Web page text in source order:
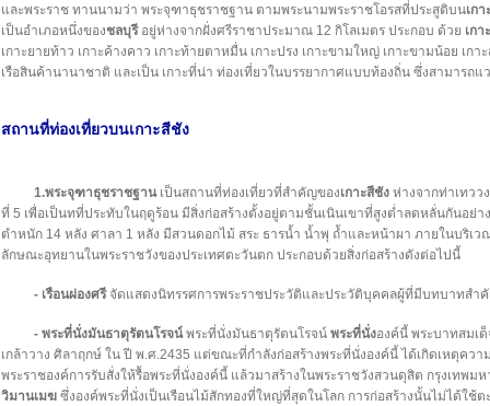
และพระราช ทานนามว่า พระจุฑาธุชราชฐาน ตามพระนามพระราชโอรสที่ประสูติบนเก
เป็นอำเภอหนึ่งของชลบุรีอยู่ห่างจากฝั่งศรีราชาประมาณ 12 กิโลเมตร ประกอบ ด้วย เกา
เกาะยายท้าว เกาะค้างคาว เกาะท้ายตาหมื่น เกาะปรง เกาะขามใหญ่ เกาะขามน้อย เก
เรือสินค้านานาชาติ และเป็น เกาะที่น่า ท่องเที่ยวในบรรยากาศแบบท้องถิ่น ซึ่งสามารถ
สถานที่ท่องเที่ยวบนเกาะสีชัง
1.พระจุฑาธุชราชฐานเป็นสถานที่ท่องเที่ยวที่สำคัญของเกาะสีชัง ห่างจากท่าเทวว
ที่ 5 เพื่อเป็นทที่ประทับในฤดูร้อน มีสิ่งก่อสร้างตั้งอยู่ตามชั้นเนินเขาที่สูงต่ำลดหลั่นกันอย่า
ตำหนัก 14 หลัง ศาลา 1 หลัง มีสวนดอกไม้ สระ ธารน้ำ น้ำพุ ถ้ำและหน้าผา ภายในบริ
ลักษณะอุทยานในพระราชวังของประเทศตะวันตก ประกอบด้วยสิ่งก่อสร้างดังต่อไปนี้
- เรือนผ่องศรีจัดแสดงนิทรรศการพระราชประวัติและประวัติบุคคลผู้ที่มีบทบาทสำ
- พระที่นั่งมันธาตุรัตนโรจน์พระที่นั่งมันธาตุรัตนโรจน์ พระที่นั่งองค์นี้ พระบาทสมเ
เกล้าวาง ศิลาฤกษ์ ใน ปี พ.ศ.2435 แต่ขณะที่กำลังก่อสร้างพระที่นั่งองค์นี้ ได้เกิดเหตุคว
พระราชองค์การรับสั่งให้รื้อพระที่นั่งองค์นี้ แล้วมาสร้างในพระราชวังสวนดุสิต กรุงเทพม
วิมานเมฆ ซึ่งองค์พระที่นั่งเป็นเรือนไม้สักทองที่ใหญ่ที่สุดในโลก การก่อสร้างนั้นไม่ได้ใช้ต